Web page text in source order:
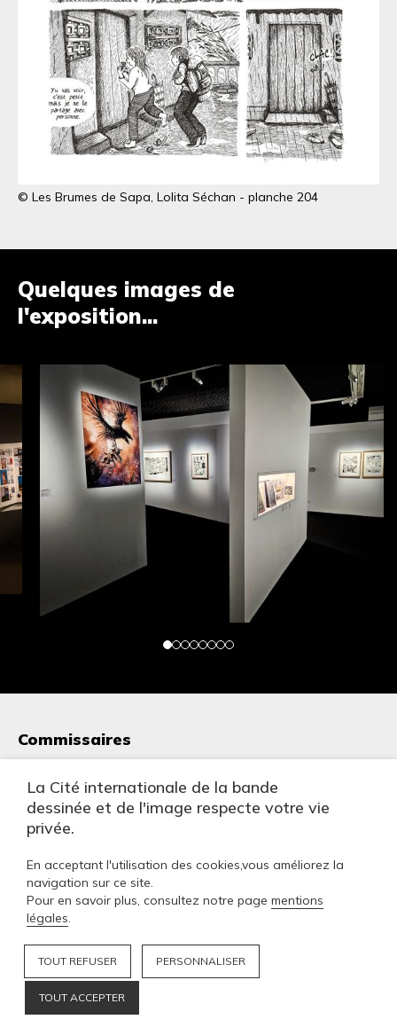
© Les Brumes de Sapa, Lolita Séchan - planche 204
Quelques images de
l'exposition...
Commissaires
Commissaire
Victor Macé de Lépinay
L’Atelier Lucie Lom
Scénographie
Cathia Engelbach
Diplômée de l’université Paris-Sorbonne en littératures
Tarif
La Cité internationale de la bande
dessinée et de l'image respecte votre vie
privée.
En acceptant l'utilisation des cookies,vous améliorez la
navigation sur ce site.
Pour en savoir plus, consultez notre page mentions
légales.
TOUT REFUSER PERSONNALISER
TOUT ACCEPTER